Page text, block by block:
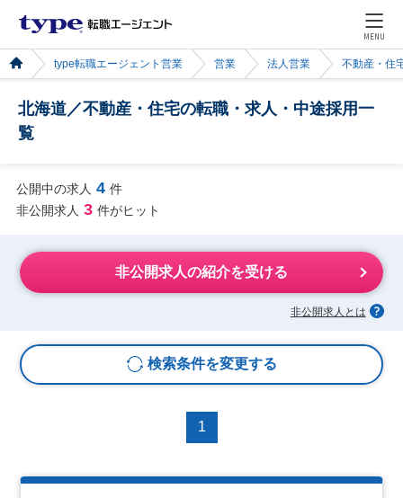
MENU
type転職エージェント営業 営業 法人営業 不動産・住
北海道／不動産・住宅の転職・求人・中途採用一
覧
公開中の求人 4 件
非公開求人 3 件がヒット
非公開求人の紹介を受ける
非公開求人とは
検索条件を変更する
1